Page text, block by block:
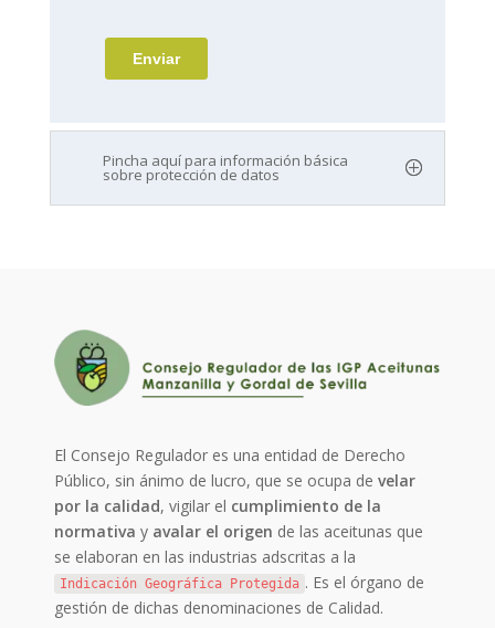
Pincha aquí para información básica
sobre protección de datos
El Consejo Regulador es una entidad de Derecho
Público, sin ánimo de lucro, que se ocupa develar
por la calidad, vigilar el cumplimiento de la
normativa y avalar el origen de las aceitunas que
se elaboran en las industrias adscritas a la
Indicación Geográfica Protegida . Es el órgano de
gestión de dichas denominaciones de Calidad.